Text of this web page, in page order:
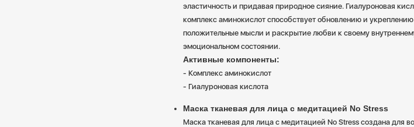
эластичность и придавая природное сияние. Гиалуроновая
комплекс аминокислот способствует обновлению и
положительные мысли и раскрытие любви к своему
эмоциональном состоянии.
Активные компоненты:
- Комплекс аминокислот
- Гиалуроновая кислота
Маска тканевая для лица с медитацией No Stress
Маска тканевая для лица с медитацией No Stress создана для